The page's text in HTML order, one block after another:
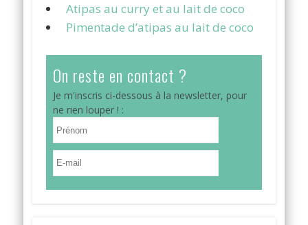
Atipas au curry et au lait de coco
Pimentade d’atipas au lait de coco
On reste en contact ?
Je m'inscris ci-dessous à la newsletter, pour
ne rien louper ! :